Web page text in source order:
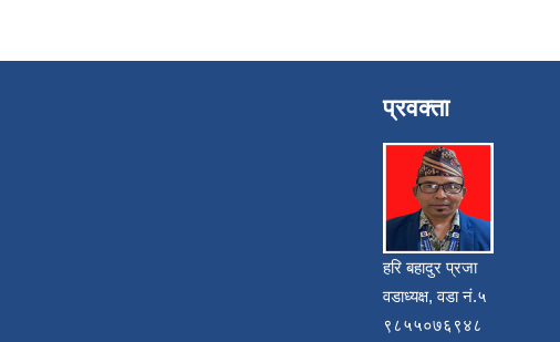
प्रवक्ता
हरि बहादुर प्रजा
वडाध्यक्ष, वडा नं.५
९८५५०७६९४८